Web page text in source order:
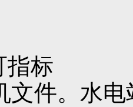
指标
文件。水